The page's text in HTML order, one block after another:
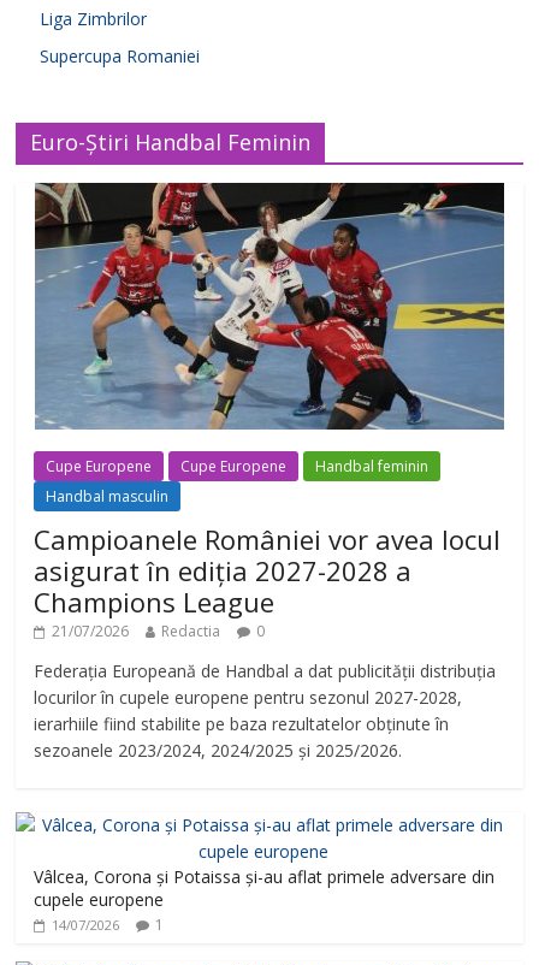
Liga Zimbrilor
Supercupa Romaniei
Euro-Știri Handbal Feminin
Cupe Europene Cupe Europene
Handbal feminin
Handbal masculin
Campioanele României vor avea locul
asigurat în ediția 2027-2028 a
Champions League
21/07/2026 Redactia 0
Federația Europeană de Handbal a dat publicității distribuția
locurilor în cupele europene pentru sezonul 2027-2028,
ierarhiile fiind stabilite pe baza rezultatelor obținute în
sezoanele 2023/2024, 2024/2025 și 2025/2026.
Vâlcea, Corona și Potaissa și-au aflat primele adversare din
cupele europene
14/07/2026 1